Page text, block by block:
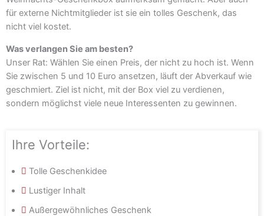
für externe Nichtmitglieder ist sie ein tolles Geschenk, das
nicht viel kostet.
Was verlangen Sie am besten?
Unser Rat: Wählen Sie einen Preis, der nicht zu hoch ist. Wenn
Sie zwischen 5 und 10 Euro ansetzen, läuft der Abverkauf wie
geschmiert. Ziel ist nicht, mit der Box viel zu verdienen,
sondern möglichst viele neue Interessenten zu gewinnen.
Ihre Vorteile:
Tolle Geschenkidee
Lustiger Inhalt
Außergewöhnliches Geschenk